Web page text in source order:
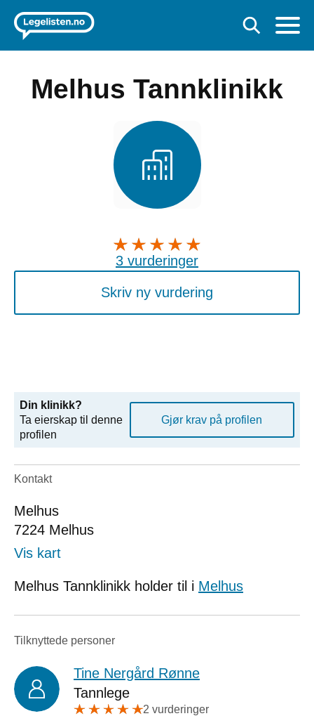
Melhus Tannklinikk
3 vurderinger
Skriv ny vurdering
Din klinikk?
Ta eierskap til denne
profilen
Gjør krav på profilen
Kontakt
Melhus
7224 Melhus
Vis kart
Melhus Tannklinikk holder til i Melhus
Tilknyttede personer
Tine Nergård Rønne
Tannlege
2 vurderinger